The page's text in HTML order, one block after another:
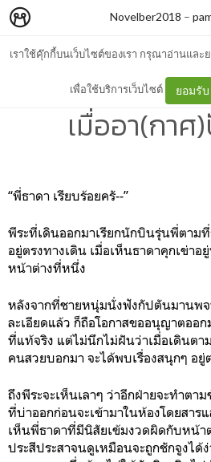
เราใช้คุ๊กกี้บนเว็บไซต์ของเรา กรุณาอ่านและ
เพื่อใช้บริการเว็บไซต์ ยอมรับ
Novelber2018 –
[Chapter 1.10]
เมื่ออา(กา
“พี่ธาดา เรียบร้อยครั--”
พีระที่เดินออกมาเรียกนักบินรุ่นพี่ตาม
อยู่ตรงทางเดิน เมื่อเห็นธาดาคุกเข่าอ
หน้าต่างที่หนึ่ง
หลังจากที่ชายหนุ่มนั่งฟังกัปตันมานพจ
ละเอียดแล้ว ก็ถือโอกาสขออนุญาตอ
ที่แท้จริง แต่ไม่นึกไม่ฝันว่าเมื่อเดินตา
คนสวยบอกมา จะได้พบเรื่องสนุกๆ อ
ถึงพีระจะเห็นเลาๆ ว่าอีกฝ่ายจะทำตา
ที่บ่าออกก่อนจะเข้ามาในห้องโดยสาร
เห็นพี่ธาดาที่มีนิสัยเข้มงวดผิดกับหน้า
ประสีประสาจนดูเหมือนจะถูกชักจูงได้